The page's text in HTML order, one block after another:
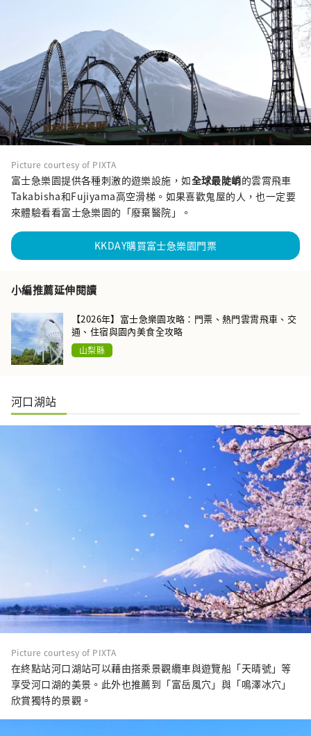
Picture courtesy of PIXTA
富士急樂園提供各種刺激的遊樂設施，如全球最陡峭的雲霄飛車
Takabisha和Fujiyama高空滑梯。如果喜歡鬼屋的人，也一定要
來體驗看看富士急樂園的「廢棄醫院」。
KKDAY購買富士急樂園門票
小編推薦延伸閱讀
【2026年】富士急樂園攻略：門票、熱門雲霄飛車、交
通、住宿與園內美食全攻略
山梨縣
河口湖站
Picture courtesy of PIXTA
在終點站河口湖站可以藉由搭乘景觀纜車與遊覽船「天晴號」等
享受河口湖的美景。此外也推薦到「富岳風穴」與「鳴澤冰穴」
欣賞獨特的景觀。